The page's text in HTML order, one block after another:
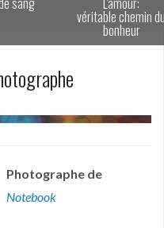
véritable chemin du
bonheur
Photographe de
Notebook